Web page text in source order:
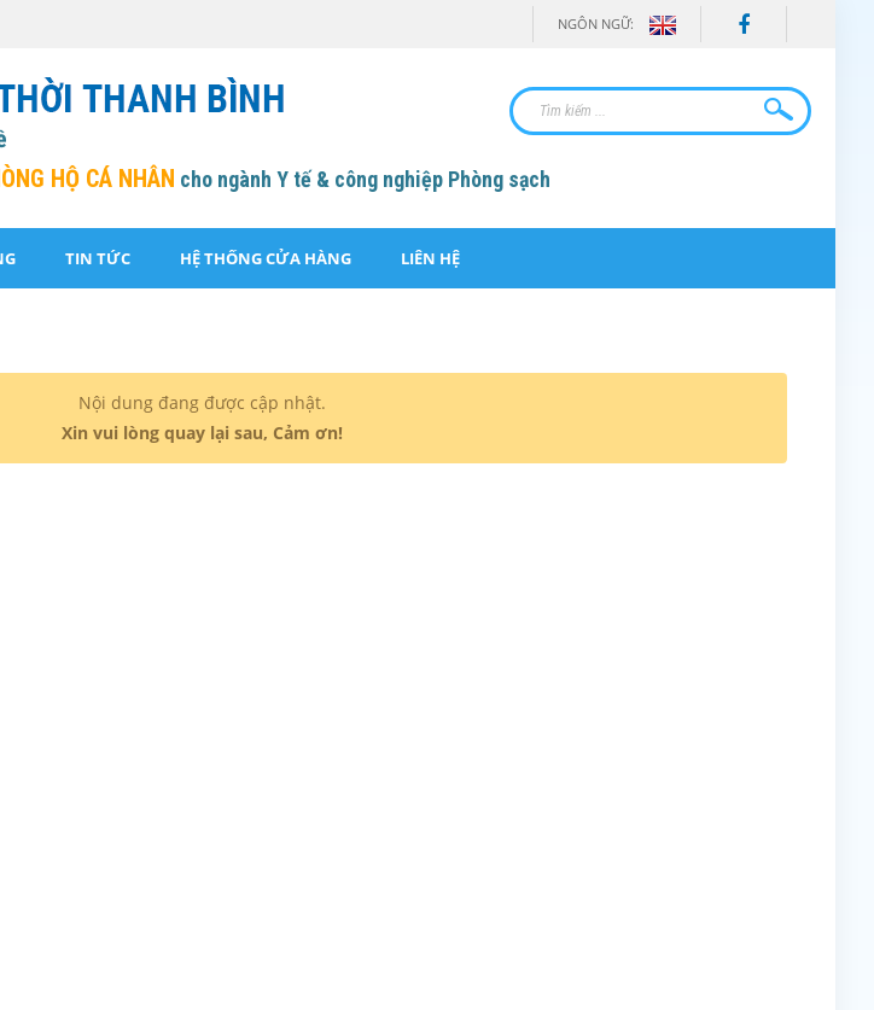
NGÔN NGỮ:
HỘ CÁ NHÂN cho ngành Y tế & công nghiệp Phòng sạch
TIN TỨC HỆ THỐNG CỬA HÀNG LIÊN HỆ
Nội dung đang được cập nhật.
Xin vui lòng quay lại sau, Cảm ơn!